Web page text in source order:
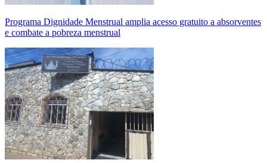
Programa Dignidade Menstrual amplia acesso gratuito a absorventes
e combate a pobreza menstrual